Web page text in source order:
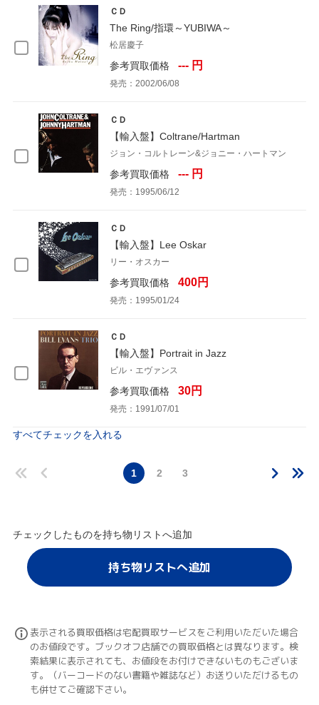
ＣＤ
The Ring/指環～YUBIWA～
松居慶子
参考買取価格 --- 円
発売：2002/06/08
ＣＤ
【輸入盤】Coltrane/Hartman
ジョン・コルトレーン&ジョニー・ハートマン
参考買取価格 --- 円
発売：1995/06/12
ＣＤ
【輸入盤】Lee Oskar
リー・オスカー
参考買取価格 400円
発売：1995/01/24
ＣＤ
【輸入盤】Portrait in Jazz
ビル・エヴァンス
参考買取価格 30円
発売：1991/07/01
すべてチェックを入れる
1 2 3
チェックしたものを持ち物リストへ追加
持ち物リストへ追加
表示される買取価格は宅配買取サービスをご利用いただいた場合
のお値段です。ブックオフ店舗での買取価格とは異なります。検
索結果に表示されても、お値段をお付けできないものもございま
す。（バーコードのない書籍や雑誌など）お送りいただけるもの
も併せてご確認下さい。